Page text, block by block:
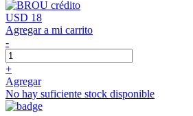
USD 18
Agregar a mi carrito
-
+
Agregar
No hay suficiente stock disponible